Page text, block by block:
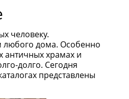
человеку.
любого дома. Особенно
античных храмах и
долго. Сегодня
представлены